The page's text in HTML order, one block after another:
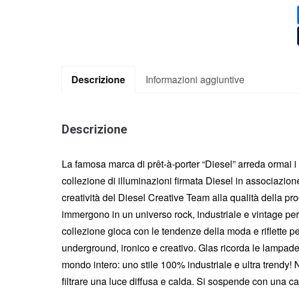
Descrizione Informazioni aggiuntive
Descrizione
La famosa marca di prêt-à-porter “Diesel” arreda
collezione di illuminazioni firmata Diesel in
creatività del Diesel Creative Team alla qualità della
immergono in un universo rock, industriale e vintage
collezione gioca con le tendenze della moda e riflette
underground, ironico e creativo. Glas ricorda le
mondo intero: uno stile 100% industriale e ultra
filtrare una luce diffusa e calda. Si sospende con una